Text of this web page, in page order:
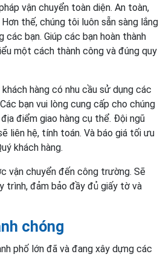
vận chuyển toàn diện. An toàn,
thế, chúng tôi luôn sẵn sàng lắng
các bạn. Giúp các bạn hoàn thành
một cách thành công và đúng quy
hàng có nhu cầu sử dụng các
bạn vui lòng cung cấp cho chúng
điểm giao hàng cụ thể. Đội ngũ
liên hệ, tính toán. Và báo giá tối ưu
khách hàng.
vận chuyển đến công trường. Sẽ
trình, đảm bảo đầy đủ giấy tờ và
chóng
phố lớn đã và đang xây dựng các